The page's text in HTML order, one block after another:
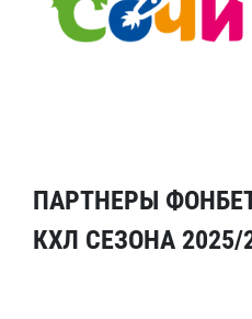
ПАРТНЕРЫ
КХЛ СЕЗОНА 2025/